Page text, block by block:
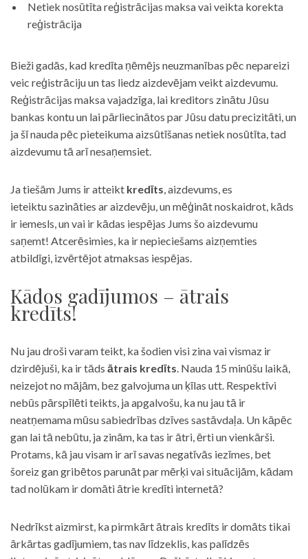
Netiek nosūtīta reģistrācijas maksa vai veikta korekta
reģistrācija
Bieži gadās, kad kredīta ņēmējs neuzmanības pēc nepareizi
veic reģistrāciju un tas liedz aizdevējam veikt aizdevumu.
Reģistrācijas maksa vajadzīga, lai kreditors zinātu Jūsu
bankas kontu un lai pārliecinātos par Jūsu datu precizitāti, un
ja šī nauda pēc pieteikuma aizsūtīšanas netiek nosūtīta, tad
aizdevumu tā arī nesaņemsiet.
Ja tiešām Jums ir atteikt kredīts, aizdevums, es
ieteiktu sazināties ar aizdevēju, un mēģināt noskaidrot, kāds
ir iemesls, un vai ir kādas iespējas Jums šo aizdevumu
saņemt! Atcerēsimies, ka ir nepieciešams aizņemties
atbildīgi, izvērtējot atmaksas iespējas.
Kādos gadījumos – ātrais
kredīts!
Nu jau droši varam teikt, ka šodien visi zina vai vismaz ir
dzirdējuši, ka ir tāds ātrais kredīts. Nauda 15 minūšu laikā,
neizejot no mājām, bez galvojuma un ķīlas utt. Respektīvi
nebūs pārspīlēti teikts, ja apgalvošu, ka nu jau tā ir
neatņemama mūsu sabiedrības dzīves sastāvdaļa. Un kāpēc
gan lai tā nebūtu, ja zinām, ka tas ir ātri, ērti un vienkārši.
Protams, kā jau visam ir arī savas negatīvās iezīmes, bet
šoreiz gan gribētos parunāt par mērķi vai situācijām, kādam
tad nolūkam ir domāti ātrie kredīti internetā?
Nedrīkst aizmirst, ka pirmkārt ātrais kredīts ir domāts tikai
ārkārtas gadījumiem, tas nav līdzeklis, kas palīdzēs